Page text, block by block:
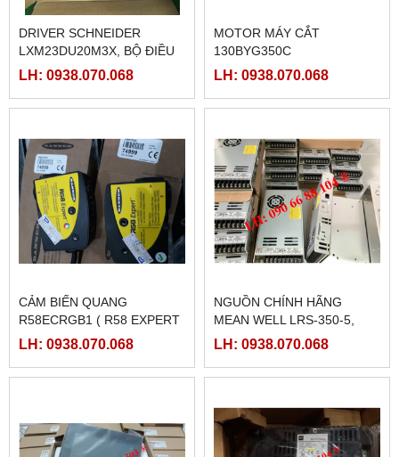
DRIVER SCHNEIDER
LXM23DU20M3X, BỘ ĐIỀU
KHIỂN SERVO
LH: 0938.070.068
MOTOR MÁY CẮT
130BYG350C
LH: 0938.070.068
CẢM BIẾN QUANG
R58ECRGB1 ( R58 EXPERT
BANNER)
LH: 0938.070.068
NGUỒN CHÍNH HÃNG
MEAN WELL LRS-350-5,
LRS-350-12, LRS-350-24,
LRS-350-48
LH: 0938.070.068